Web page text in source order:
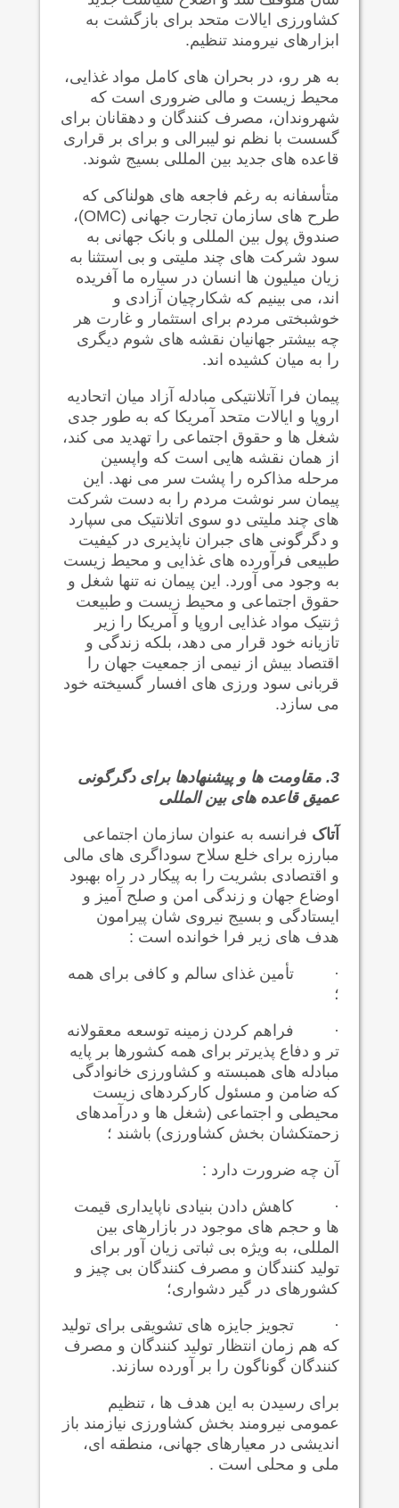
کشاورزی ایالات متحد برای بازگشت به
ابزارهای نیرومند تنظیم.
به هر رو، در بحران های کامل مواد غذایی،
محیط زیست و مالی ضروری است که
شهروندان، مصرف کنندگان و دهقانان برای
گسست با نظم نو لیبرالی و برای بر قراری
قاعده های جدید بین المللی بسیج شوند.
متأسفانه به رغم فاجعه های هولناکی که
طرح های سازمان تجارت جهانی (OMC)،
صندوق پول بین المللی و بانک جهانی به
سود شرکت های چند ملیتی و بی استثنا به
زیان میلیون ها انسان در سیاره ما آفریده
اند، می بینیم که شکارچیان آزادی و
خوشبختی مردم برای استثمار و غارت هر
چه بیشتر جهانیان نقشه های شوم دیگری
را به میان کشیده اند.
پیمان فرا آتلانتیکی مبادله آزاد میان اتحادیه
اروپا و ایالات متحد آمریکا که به طور جدی
شغل ها و حقوق اجتماعی را تهدید می کند،
از همان نقشه هایی است که واپسین
مرحله مذاکره را پشت سر می نهد. این
پیمان سر نوشت مردم را به دست شرکت
های چند ملیتی دو سوی اتلانتیک می سپارد
و دگرگونی های جبران ناپذیری در کیفیت
طبیعی فرآورده های غذایی و محیط زیست
به وجود می آورد. این پیمان نه تنها شغل و
حقوق اجتماعی و محیط زیست و طبیعت
ژنتیک مواد غذایی اروپا و آمریکا را زیر
تازیانه خود قرار می دهد، بلکه زندگی و
اقتصاد بیش از نیمی از جمعیت جهان را
قربانی سود ورزی های افسار گسیخته خود
می سازد.
3. مقاومت ها و پیشنهادها برای دگرگونی
عمیق قاعده های بین المللی
آتاک فرانسه به عنوان سازمان اجتماعی
مبارزه برای خلع سلاح سوداگری های مالی
و اقتصادی بشریت را به پیکار در راه بهبود
اوضاع جهان و زندگی امن و صلح آمیز و
ایستادگی و بسیج نیروی شان پیرامون
هدف های زیر فرا خوانده است :
·تأمین غذای سالم و کافی برای همه
؛
· فراهم کردن زمینه توسعه معقولانه
تر و دفاع پذیرتر برای همه کشورها بر پایه
مبادله های همبسته و کشاورزی خانوادگی
که ضامن و مسئول کارکردهای زیست
محیطی و اجتماعی (شغل ها و درآمدهای
زحمتکشان بخش کشاورزی) باشند ؛
آن چه ضرورت دارد :
·کاهش دادن بنیادی ناپایداری قیمت
ها و حجم های موجود در بازارهای بین
المللی، به ویژه بی ثباتی زیان آور برای
تولید کنندگان و مصرف کنندگان بی چیز و
کشورهای در گیر دشواری؛
·تجویز جایزه های تشویقی برای تولید
که هم زمان انتظار تولید کنندگان و مصرف
کنندگان گوناگون را بر آورده سازند.
برای رسیدن به این هدف ها ، تنظیم
عمومی نیرومند بخش کشاورزی نیازمند باز
اندیشی در معیارهای جهانی، منطقه ای،
ملی و محلی است .